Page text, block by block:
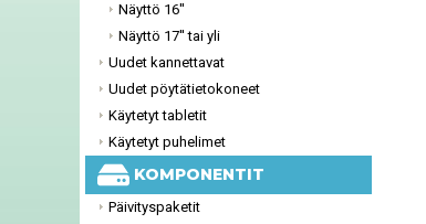
Näyttö 16''
Näyttö 17'' tai yli
Uudet kannettavat
Uudet pöytätietokoneet
Käytetyt tabletit
Käytetyt puhelimet
KOMPONENTIT
Päivityspaketit